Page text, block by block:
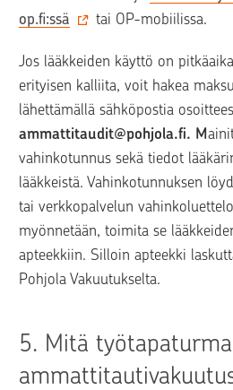
op.fi:ssä
tai OP-mobiilissa.
Jos lääkkeiden käyttö on
erityisen kalliita, voit hakea
ammattitaudit@pohjola.fi. M
vahinkotunnus sekä tiedot
lääkkeistä. Vahinkotunnuksen
tai verkkopalvelun
myönnetään, toimita se
apteekkiin. Silloin apteekki
Pohjola Vakuutukselta.
5. Mitä